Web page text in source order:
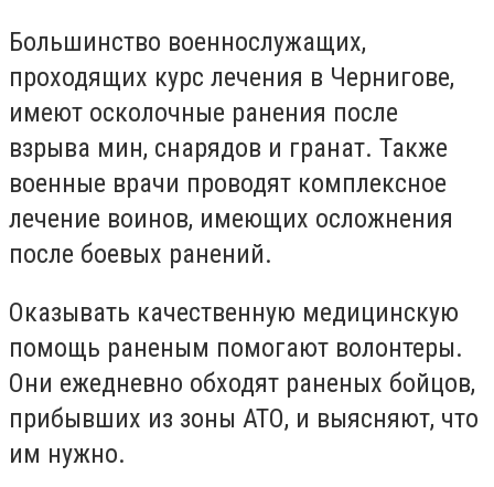
Большинство военнослужащих,
проходящих курс лечения в Чернигове,
имеют осколочные ранения после
взрыва мин, снарядов и гранат. Также
военные врачи проводят комплексное
лечение воинов, имеющих осложнения
после боевых ранений.
Оказывать качественную медицинскую
помощь раненым помогают волонтеры.
Они ежедневно обходят раненых бойцов,
прибывших из зоны АТО, и выясняют, что
им нужно.